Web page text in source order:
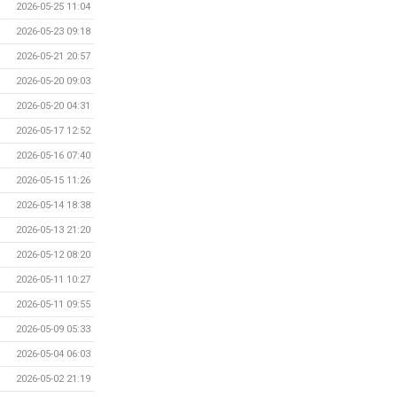
2026-05-25 11:04
2026-05-23 09:18
2026-05-21 20:57
2026-05-20 09:03
2026-05-20 04:31
2026-05-17 12:52
2026-05-16 07:40
2026-05-15 11:26
2026-05-14 18:38
2026-05-13 21:20
2026-05-12 08:20
2026-05-11 10:27
2026-05-11 09:55
2026-05-09 05:33
2026-05-04 06:03
2026-05-02 21:19